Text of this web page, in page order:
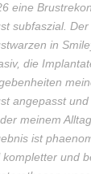
eine
subfaszial.
in
die
angepasst
meinem
ist
kompletter und